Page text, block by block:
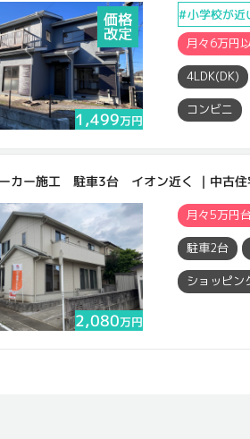
1,499万円
小学校が近
月々6万円
4LDK(DK)
コンビニ
カー施工 駐車3台 イオン近く ｜中古住
2,080万円
月々5万円
駐車2台
ショッピン